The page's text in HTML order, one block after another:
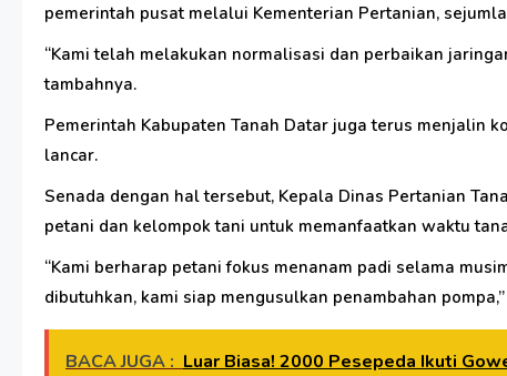
pemerintah pusat melalui Kementerian Pertanian,
“Kami telah melakukan normalisasi dan perbaikan
tambahnya.
Pemerintah Kabupaten Tanah Datar juga terus menjalin
lancar.
Senada dengan hal tersebut, Kepala Dinas Pertanian
petani dan kelompok tani untuk memanfaatkan waktu
“Kami berharap petani fokus menanam padi selama
dibutuhkan, kami siap mengusulkan penambahan
BACA JUGA : Luar Biasa! 2000 Pesepeda Ikuti